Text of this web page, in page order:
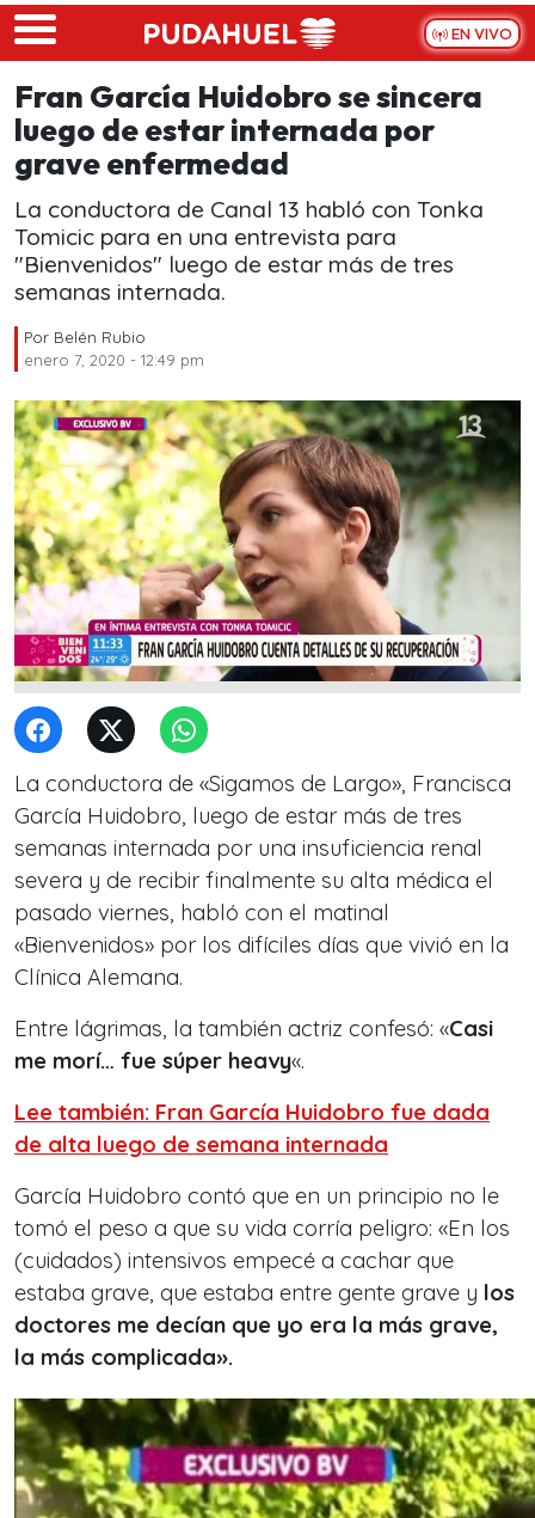
Skip to main content
EN VIVO
Fran García Huidobro se sincera
luego de estar internada por
grave enfermedad
La conductora de Canal 13 habló con Tonka
Tomicic para en una entrevista para
"Bienvenidos" luego de estar más de tres
semanas internada.
Por Belén Rubio
enero 7, 2020 - 12:49 pm
La conductora de «Sigamos de Largo», Francisca
García Huidobro, luego de estar más de tres
semanas internada por una insuficiencia renal
severa y de recibir finalmente su alta médica el
pasado viernes, habló con el matinal
«Bienvenidos» por los difíciles días que vivió en la
Clínica Alemana.
Entre lágrimas, la también actriz confesó: «Casi
me morí… fue súper heavy«.
Lee también: Fran García Huidobro fue dada
de alta luego de semana internada
García Huidobro contó que en un principio no le
tomó el peso a que su vida corría peligro: «En los
(cuidados) intensivos empecé a cachar que
estaba grave, que estaba entre gente grave y los
doctores me decían que yo era la más grave,
la más complicada».